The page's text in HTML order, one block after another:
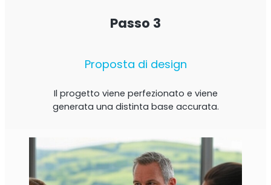
Passo 3
Proposta di design
Il progetto viene perfezionato e viene
generata una distinta base accurata.